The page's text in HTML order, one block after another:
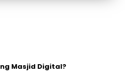
Masjid Digital?